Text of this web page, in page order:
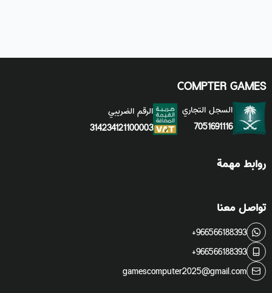
COMPTER GAMES
السجل التجاري
7051691116
الرقم الضريبي
314234121100003
روابط مهمة
تواصل معنا
+966566188393
+966566188393
gamescomputer2025@gmail.com